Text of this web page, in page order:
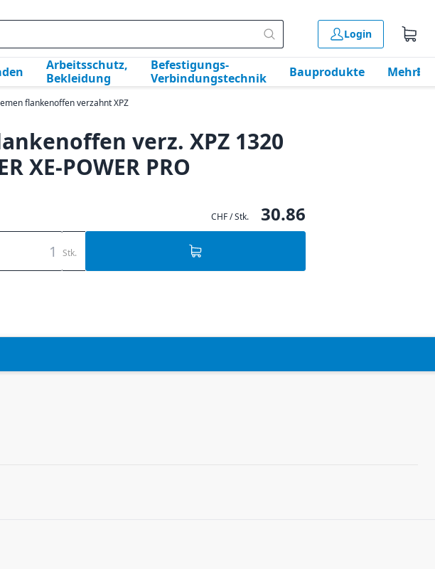
Login
Arbeitsschutz,
Bekleidung
Befestigungs-
Verbindungstechnik
Bauprodukte Mehr
flankenoffen verzahnt XPZ
verz. XPZ 1320
XE-POWER PRO
CHF / Stk. 30.86
Stk.